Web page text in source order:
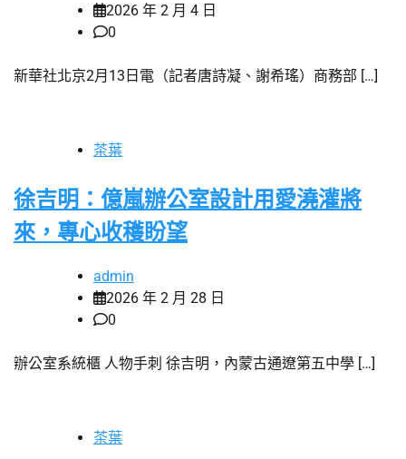
2026 年 2 月 4 日
0
新華社北京2月13日電（記者唐詩凝、謝希瑤）商務部 […]
茶葉
徐吉明：億嵐辦公室設計用愛澆灌將
來，專心收穫盼望
admin
2026 年 2 月 28 日
0
辦公室系統櫃 人物手刺 徐吉明，內蒙古通遼第五中學 […]
茶葉